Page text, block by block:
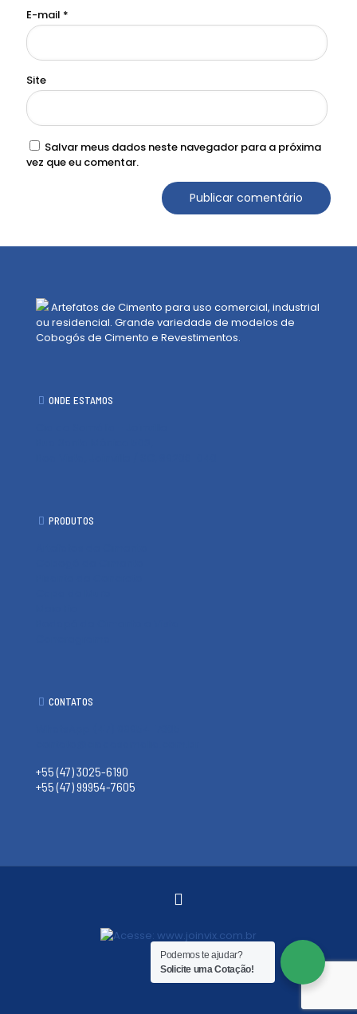
E-mail *
Site
Salvar meus dados neste navegador para a próxima
vez que eu comentar.
Artefatos de Cimento para uso comercial, industrial
ou residencial. Grande variedade de modelos de
Cobogós de Cimento e Revestimentos.
ONDE ESTAMOS
PRODUTOS
CONTATOS
+55 (47) 3025-6190
+55 (47) 99954-7605
Podemos te ajudar?
Solicite uma Cotação!